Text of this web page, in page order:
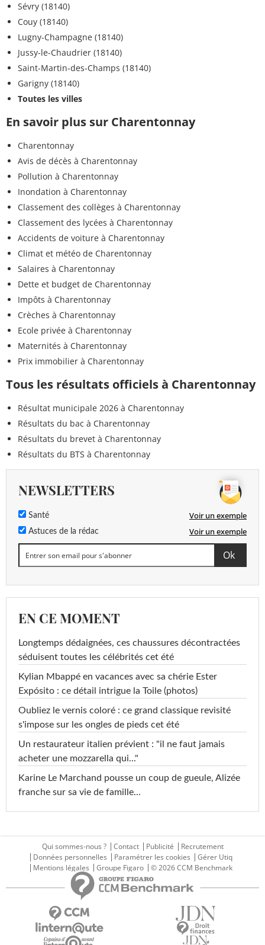
Sévry (18140)
Couy (18140)
Lugny-Champagne (18140)
Jussy-le-Chaudrier (18140)
Saint-Martin-des-Champs (18140)
Garigny (18140)
Toutes les villes
En savoir plus sur Charentonnay
Charentonnay
Avis de décès à Charentonnay
Pollution à Charentonnay
Inondation à Charentonnay
Classement des collèges à Charentonnay
Classement des lycées à Charentonnay
Accidents de voiture à Charentonnay
Climat et météo de Charentonnay
Salaires à Charentonnay
Dette et budget de Charentonnay
Impôts à Charentonnay
Crèches à Charentonnay
Ecole privée à Charentonnay
Maternités à Charentonnay
Prix immobilier à Charentonnay
Tous les résultats officiels à Charentonnay
Résultat municipale 2026 à Charentonnay
Résultats du bac à Charentonnay
Résultats du brevet à Charentonnay
Résultats du BTS à Charentonnay
NEWSLETTERS
Santé Voir un exemple
Astuces de la rédac Voir un exemple
EN CE MOMENT
Longtemps dédaignées, ces chaussures décontractées
séduisent toutes les célébrités cet été
Kylian Mbappé en vacances avec sa chérie Ester
Expósito : ce détail intrigue la Toile (photos)
Oubliez le vernis coloré : ce grand classique revisité
s'impose sur les ongles de pieds cet été
Un restaurateur italien prévient : "il ne faut jamais
acheter une mozzarella qui..."
Karine Le Marchand pousse un coup de gueule, Alizée
franche sur sa vie de famille...
Qui sommes-nous ? Contact Publicité
Recrutement
Données personnelles
Paramétrer les cookies
Gérer Utiq
Mentions légales
Groupe Figaro © 2026 CCM Benchmark